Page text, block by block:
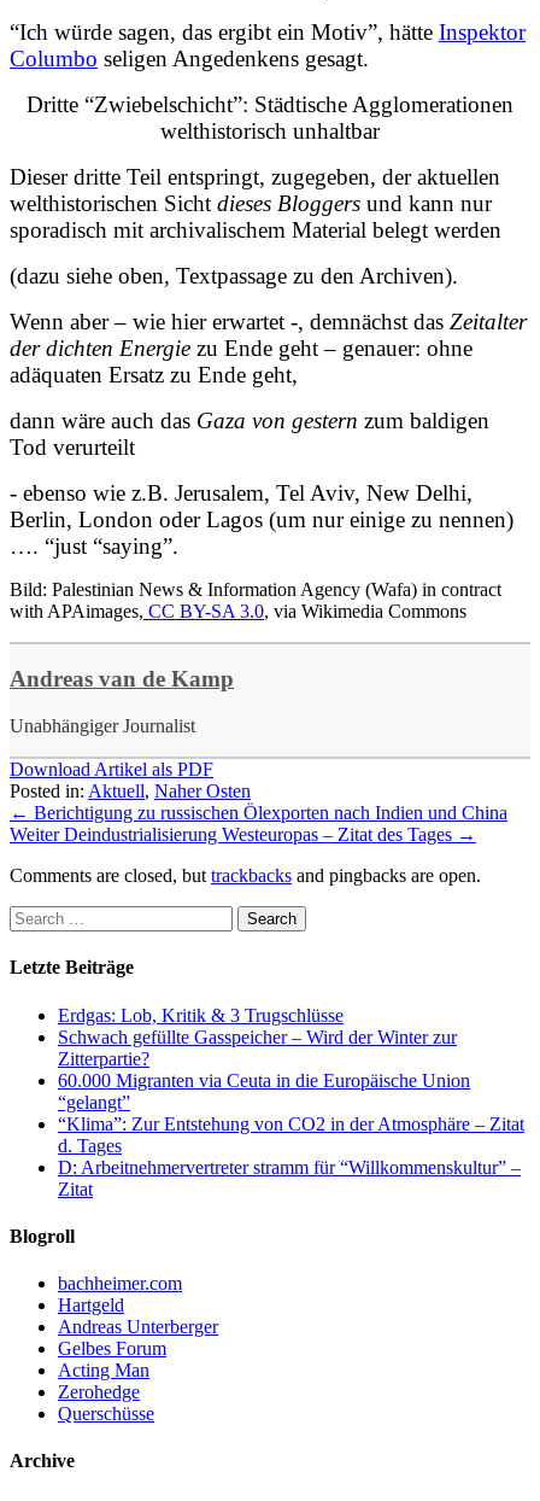
“Ich würde sagen, das ergibt ein Motiv”, hätte Inspektor
Columbo seligen Angedenkens gesagt.
Dritte “Zwiebelschicht”: Städtische Agglomerationen
welthistorisch unhaltbar
Dieser dritte Teil entspringt, zugegeben, der aktuellen
welthistorischen Sicht dieses Bloggers und kann nur
sporadisch mit archivalischem Material belegt werden
(dazu siehe oben, Textpassage zu den Archiven).
Wenn aber – wie hier erwartet -, demnächst das Zeitalter
der dichten Energie zu Ende geht – genauer: ohne
adäquaten Ersatz zu Ende geht,
dann wäre auch das Gaza von gestern zum baldigen
Tod verurteilt
- ebenso wie z.B. Jerusalem, Tel Aviv, New Delhi,
Berlin, London oder Lagos (um nur einige zu nennen)
…. “just “saying”.
Bild: Palestinian News & Information Agency (Wafa) in contract
with APAimages, CC BY-SA 3.0, via Wikimedia Commons
Andreas van de Kamp
Unabhängiger Journalist
Download Artikel als PDF
Posted in: Aktuell, Naher Osten
← Berichtigung zu russischen Ölexporten nach Indien und China
Weiter Deindustrialisierung Westeuropas – Zitat des Tages →
Comments are closed, but trackbacks and pingbacks are open.
Letzte Beiträge
Erdgas: Lob, Kritik & 3 Trugschlüsse
Schwach gefüllte Gasspeicher – Wird der Winter zur
Zitterpartie?
60.000 Migranten via Ceuta in die Europäische Union
“gelangt”
“Klima”: Zur Entstehung von CO2 in der Atmosphäre – Zitat
d. Tages
D: Arbeitnehmervertreter stramm für “Willkommenskultur” –
Zitat
Blogroll
bachheimer.com
Hartgeld
Andreas Unterberger
Gelbes Forum
Acting Man
Zerohedge
Querschüsse
Archive